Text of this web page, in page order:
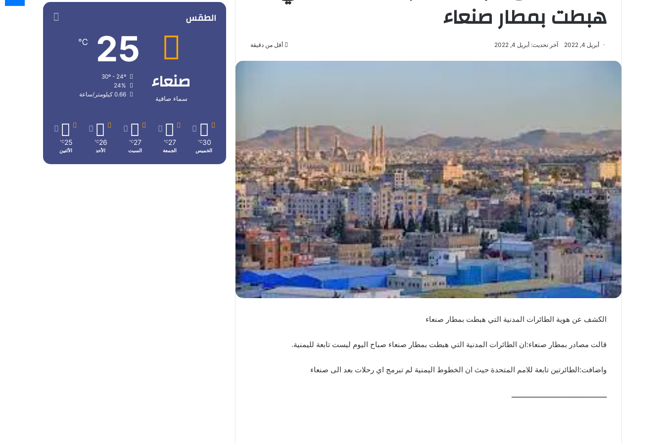
هبطت بمطار صنعاء
أبريل 4, 2022 آخر تحديث: أبريل 4, 2022 أقل من دقيقة
الكشف عن هوية الطائرات المدنية التي هبطت بمطار صنعاء
قالت مصادر بمطار صنعاء:ان الطائرات المدنية التي هبطت بمطار صنعاء صباح اليوم ليست تابعة لليمنية.
واضافت:الطائرتين تابعة للامم المتحدة حيث ان الخطوط اليمنية لم تبرمج اي رحلات بعد الى صنعاء
ــــــــــــــــــــــــــــــــــــــــــــــــ
الطقس
صنعاء
سماء صافية
25
℃
24%
0.66 كيلومتر/ساعة
30
℃
الخميس
27
℃
الجمعة
27
℃
السبت
26
℃
الأحد
25
℃
الأثنين